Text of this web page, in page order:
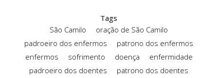
Tags
São Camilo
oração de São Camilo
padroeiro dos enfermos
patrono dos enfermos
enfermos
sofrimento doença
enfermidade
padroeiro dos doentes
patrono dos doentes